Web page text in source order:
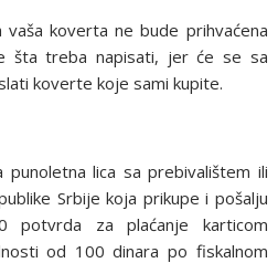
koverta ne bude prihvaćena
šta treba napisati, jer će se sa
koverte koje sami kupite.
punoletna lica sa prebivalištem ili
Srbije koja prikupe i pošalju
potvrda za plaćanje karticom
od 100 dinara po fiskalnom